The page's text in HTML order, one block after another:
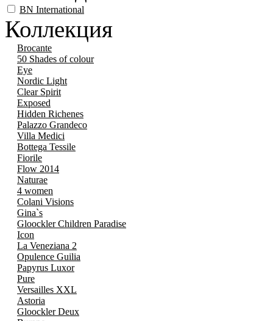
BN International
Коллекция
Brocante
50 Shades of colour
Eye
Nordic Light
Clear Spirit
Exposed
Hidden Richenes
Palazzo Grandeco
Villa Medici
Bottega Tessile
Fiorile
Flow 2014
Naturae
4 women
Colani Visions
Gina`s
Gloockler Children Paradise
Icon
La Veneziana 2
Opulence Guilia
Papyrus Luxor
Pure
Versailles XXL
Astoria
Gloockler Deux